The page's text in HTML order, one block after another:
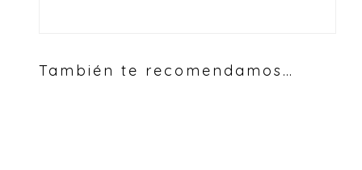
También te recomendamos…